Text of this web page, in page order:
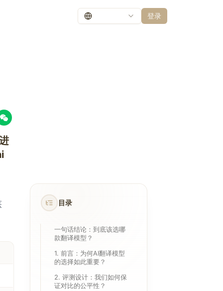
登录
目录
一句话结论：到底该选哪
款翻译模型？
1. 前言：为何AI翻译模型
的选择如此重要？
2. 评测设计：我们如何保
证对比的公平性？